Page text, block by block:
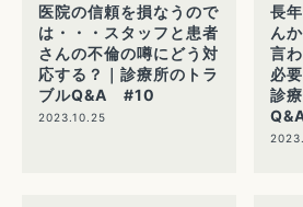
医院の信頼を損なうので
は・・・スタッフと患者
さんの不倫の噂にどう対
応する？｜診療所のトラ
ブルQ&A #10
2023.10.25
長
ん
言
必
診